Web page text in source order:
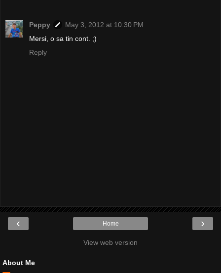
Peppy
May 3, 2012 at 10:30 PM
Mersi, o sa tin cont. ;)
Reply
‹ ›
Home
View web version
About Me